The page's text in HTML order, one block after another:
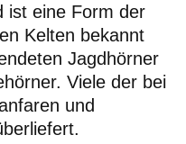
ist eine Form der
Kelten bekannt
Jagdhörner
Viele der bei
und